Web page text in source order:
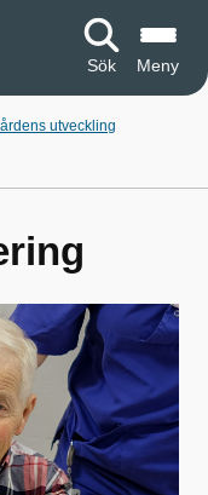
Sök Meny
utveckling